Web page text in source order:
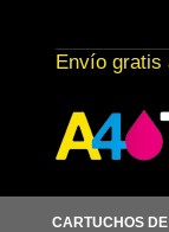
al
contenido
Envío gratis
CARTUCHOS